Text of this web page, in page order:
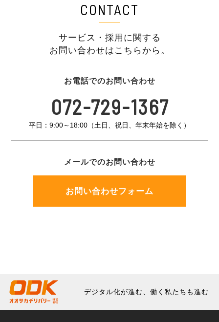
CONTACT
サービス・採用に関する
お問い合わせはこちらから。
お電話でのお問い合わせ
072-729-1367
平日：9:00～18:00（土日、祝日、年末年始を除く）
メールでのお問い合わせ
お問い合わせフォーム
デジタル化が進む、働く私たちも進む